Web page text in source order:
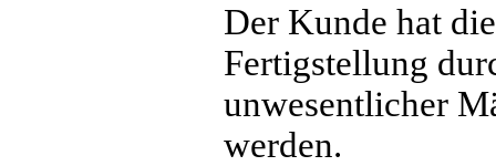
Der Kunde hat
Fertigstellung
unwesentlicher
werden.